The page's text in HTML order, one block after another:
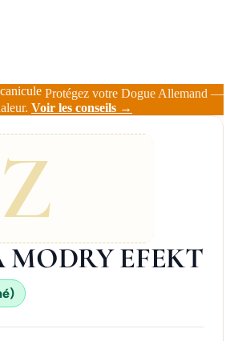
Protégez votre Dogue Allemand —
Voir les conseils →
Z
EFEKT